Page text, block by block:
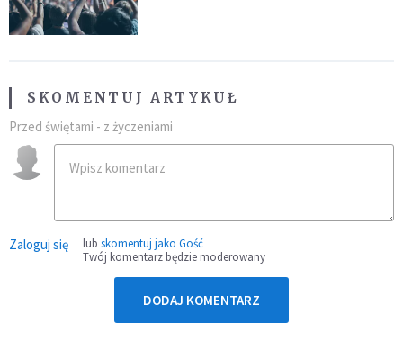
SKOMENTUJ ARTYKUŁ
Przed świętami - z życzeniami
Zaloguj się lub skomentuj jako Gość
Twój komentarz będzie moderowany
DODAJ KOMENTARZ